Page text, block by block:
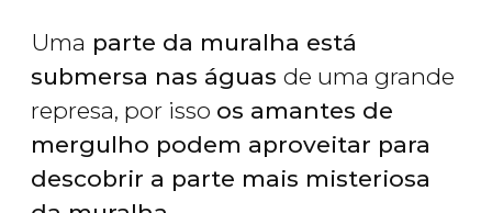
Uma parte da muralha está
submersa nas águas de uma grande
represa, por isso os amantes de
mergulho podem aproveitar para
descobrir a parte mais misteriosa